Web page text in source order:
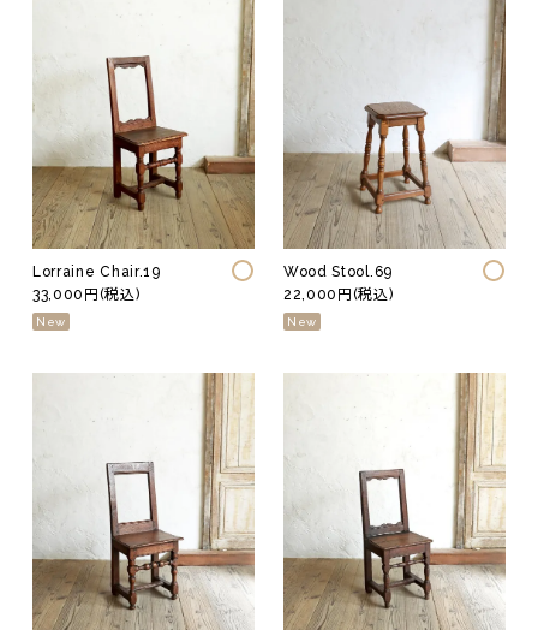
Lorraine Chair.19
33,000円(税込)
New
Wood Stool.69
22,000円(税込)
New